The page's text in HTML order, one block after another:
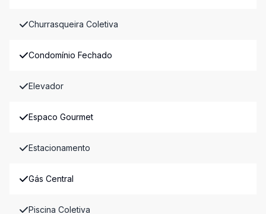
Churrasqueira Coletiva
Condomínio Fechado
Elevador
Espaco Gourmet
Estacionamento
Gás Central
Piscina Coletiva